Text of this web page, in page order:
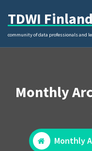
content
TDWI Finland
community of data professionals and
Monthly
Monthly